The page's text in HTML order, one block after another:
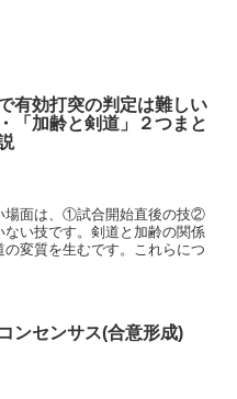
で有効打突の判定は難しい
「加齢と剣道」２つまと
場面は、①試合開始直後の技②
い技です。剣道と加齢の関係
変質を生むです。これらにつ
ンセンサス(合意形成)